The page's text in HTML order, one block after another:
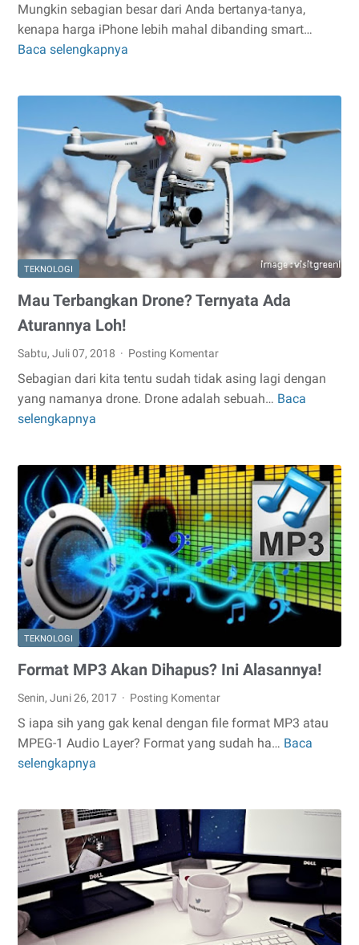
Mungkin sebagian besar dari Anda bertanya-tanya,
kenapa harga iPhone lebih mahal dibanding smart…
Baca selengkapnya
Harga
iPhone
Mahal?
Ini
Alasannya!
TEKNOLOGI
Mau Terbangkan Drone? Ternyata Ada
Aturannya Loh!
Sabtu, Juli 07, 2018 Posting Komentar
Sebagian dari kita tentu sudah tidak asing lagi dengan
yang namanya drone. Drone adalah sebuah… Baca
selengkapnya
Mau
Ternyata
Ada
Aturannya
Loh!
TEKNOLOGI
Format MP3 Akan Dihapus? Ini Alasannya!
Senin, Juni 26, 2017 Posting Komentar
S iapa sih yang gak kenal dengan file format MP3 atau
MPEG-1 Audio Layer? Format yang sudah ha… Baca
selengkapnya
Format
Dihapus?
Ini
Alasannya!